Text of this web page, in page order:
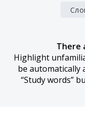
There
Highlight
be automatically
“Study words”